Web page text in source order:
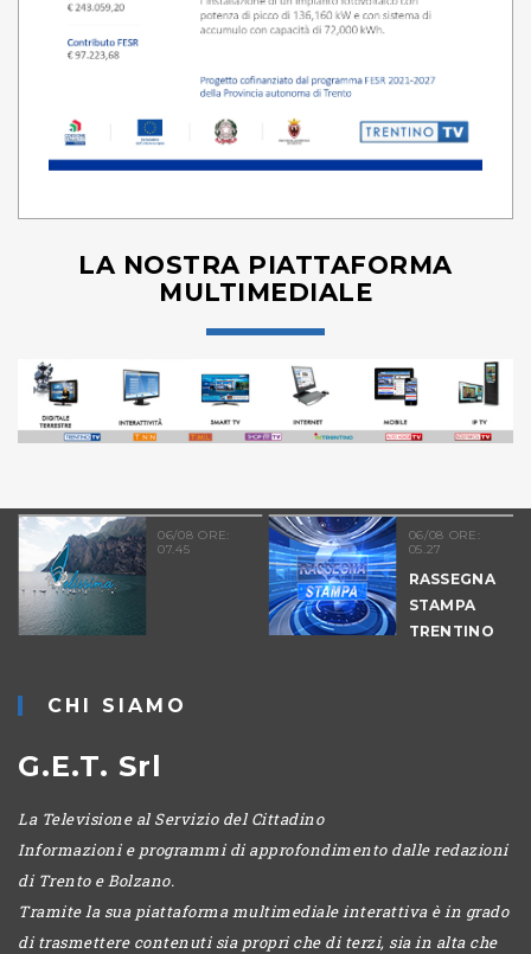
LA NOSTRA PIATTAFORMA
MULTIMEDIALE
06/08 ORE:
07.45
06/08 ORE:
05.27
RASSEGNA
STAMPA
TRENTINO
CHI SIAMO
G.E.T. Srl
La Televisione al Servizio del Cittadino
Informazioni e programmi di approfondimento dalle redazioni
di Trento e Bolzano.
Tramite la sua piattaforma multimediale interattiva è in grado
di trasmettere contenuti sia propri che di terzi, sia in alta che